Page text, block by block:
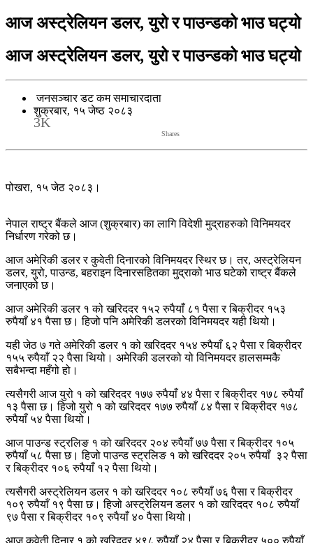
आज अस्ट्रेलियन डलर, युरो र पाउन्डको भाउ घट्यो
आज अस्ट्रेलियन डलर, युरो र पाउन्डको भाउ घट्यो
जनसञ्चार डट कम समाचारदाता
शुक्रबार, १५ जेष्ठ २०८३
3K
Shares
पोखरा, १५ जेठ २०८३।
नेपाल राष्ट्र बैंकले आज (शुक्रबार) का लागि विदेशी मुद्राहरुको विनिमयदर
निर्धारण गरेको छ।
आज अमेरिकी डलर र कुवेती दिनारको विनिमयदर स्थिर छ। तर, अस्ट्रेलियन
डलर, युरो, पाउन्ड, बहराइन दिनारसहितका मुद्राको भाउ घटेको राष्ट्र बैंकले
जनाएको छ।
आज अमेरिकी डलर १ को खरिददर १५२ रुपैयाँ ८१ पैसा र बिक्रीदर १५३
रुपैयाँ ४१ पैसा छ। हिजो पनि अमेरिकी डलरको विनिमयदर यही थियो।
यही जेठ ७ गते अमेरिकी डलर १ को खरिददर १५४ रुपैयाँ ६२ पैसा र बिक्रीदर
१५५ रुपैयाँ २२ पैसा थियो। अमेरिकी डलरको यो विनिमयदर हालसम्मकै
सबैभन्दा महँगो हो।
त्यसैगरी आज युरो १ को खरिददर १७७ रुपैयाँ ४४ पैसा र बिक्रीदर १७८ रुपैयाँ
१३ पैसा छ। हिजो युरो १ को खरिददर १७७ रुपैयाँ ८४ पैसा र बिक्रीदर १७८
रुपैयाँ ५४ पैसा थियो।
आज पाउन्ड स्ट्रलिङ १ को खरिददर २०४ रुपैयाँ ७७ पैसा र बिक्रीदर १०५
रुपैयाँ ५८ पैसा छ। हिजो पाउन्ड स्ट्रलिङ १ को खरिददर २०५ रुपैयाँ ३२ पैसा
र बिक्रीदर १०६ रुपैयाँ १२ पैसा थियो।
त्यसैगरी अस्ट्रेलियन डलर १ को खरिददर १०८ रुपैयाँ ७६ पैसा र बिक्रीदर
१०९ रुपैयाँ १९ पैसा छ। हिजो अस्ट्रेलियन डलर १ को खरिददर १०८ रुपैयाँ
९७ पैसा र बिक्रीदर १०९ रुपैयाँ ४० पैसा थियो।
आज कुवेती दिनार १ को खरिददर ४९८ रुपैयाँ २४ पैसा र बिक्रीदर ५०० रुपैयाँ